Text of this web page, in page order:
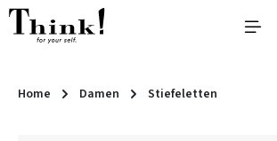
Zum Hauptinhalt springen
Home Damen Stiefeletten